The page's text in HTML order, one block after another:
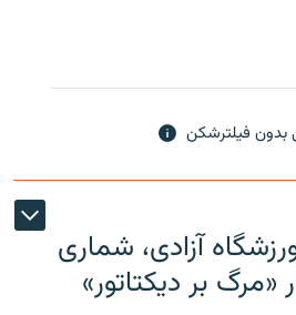
فیلترشکن
آزادی، شماری
«مرگ بر دیکتاتور»